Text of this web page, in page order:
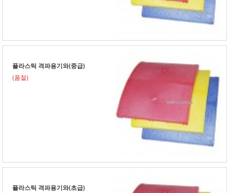
플라스틱 격파용기와(중급)
(품절)
플라스틱 격파용기와(초급)